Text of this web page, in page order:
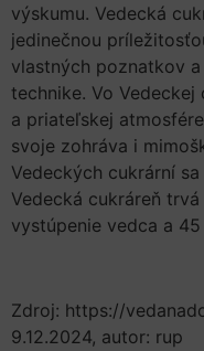
výskumu. Vedecká
jedinečnou
vlastných poznatkov
technike. Vo
a priateľskej
svoje zohráva i
Vedeckých cukrární
Vedecká cukráreň
vystúpenie vedca a
Zdroj: https://
9.12.2024, autor: rup